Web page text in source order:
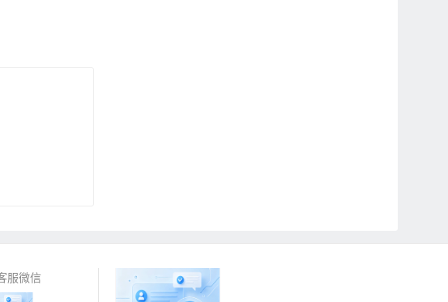
服微信